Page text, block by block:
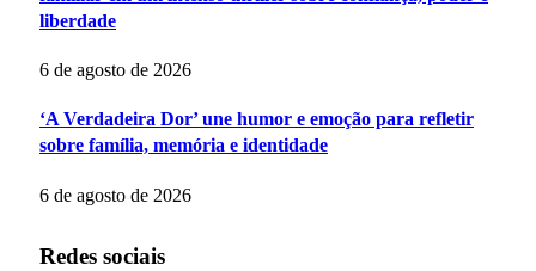
liberdade
6 de agosto de 2026
‘A Verdadeira Dor’ une humor e emoção para refletir
sobre família, memória e identidade
6 de agosto de 2026
Redes sociais